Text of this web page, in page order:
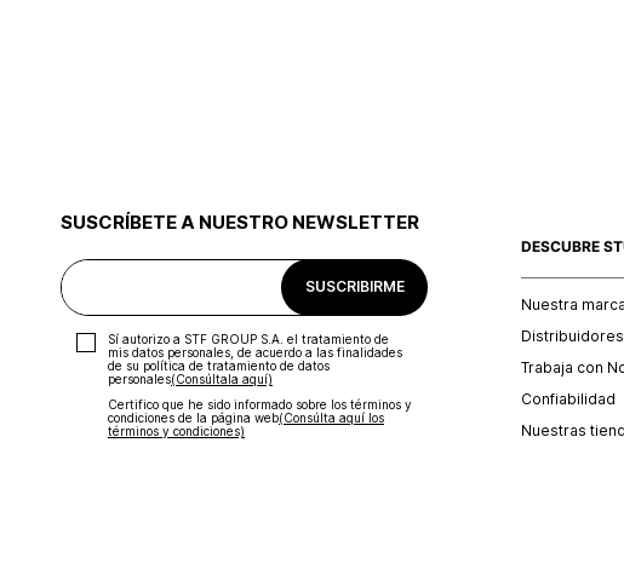
SUSCRÍBETE A NUESTRO NEWSLETTER
SUSCRIBIRME
Sí autorizo a STF GROUP S.A. el tratamiento de
mis datos personales, de acuerdo a las finalidades
de su política de tratamiento de datos
personales‎(Consúltala aquí)
Certifico que he sido informado sobre los términos y
condiciones de la página web‎(Consúlta aquí los
términos y condiciones)
DESCUBRE
Nuestra marca
Distribuidores
Trabaja con
Confiabilidad
Nuestras